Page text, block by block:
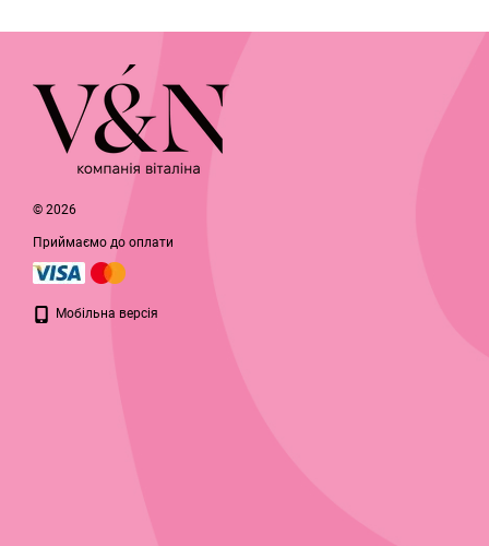
© 2026
Приймаємо до оплати
Мобільна версія